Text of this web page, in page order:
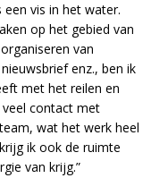
een vis in het water.
op het gebied van
van
enz., ben ik
met het reilen en
veel contact met
wat het werk heel
ik ook de ruimte
van krijg.”